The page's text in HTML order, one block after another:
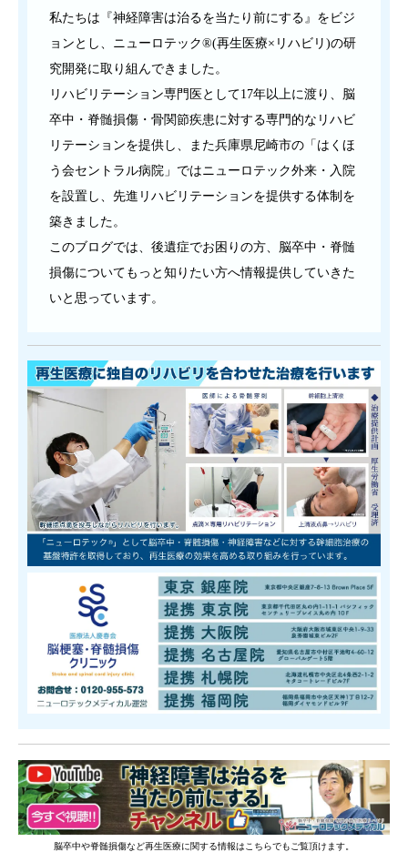
私たちは『神経障害は治るを当たり前にする』をビジ
ョンとし、ニューロテック®(再生医療×リハビリ)の研
究開発に取り組んできました。
リハビリテーション専門医として17年以上に渡り、脳
卒中・脊髄損傷・骨関節疾患に対する専門的なリハビ
リテーションを提供し、また兵庫県尼崎市の「はくほ
う会セントラル病院」ではニューロテック外来・入院
を設置し、先進リハビリテーションを提供する体制を
築きました。
このブログでは、後遺症でお困りの方、脳卒中・脊髄
損傷についてもっと知りたい方へ情報提供していきた
いと思っています。
脳卒中や脊髄損傷など再生医療に関する情報はこちらでもご覧頂けます。